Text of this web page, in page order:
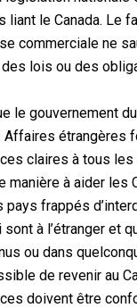
liant le Canada. Le
commerciale ne
lois ou des
le gouvernement
étrangères
claires à tous les
manière à aider les
pays frappés
sont à l’étranger et
ou dans
de revenir au
doivent être